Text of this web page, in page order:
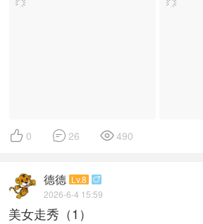
 0  26 490
德德 Lv.8 
2026-6-4 15:59
美女走秀（1）